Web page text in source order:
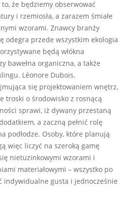
że będziemy obserwować
i rzemiosła, a zarazem śmiałe
wzorami. Znawcy branży
odegra przede wszystkim ekologia
będą włókna
bawełna organiczna, a także
Léonore Dubois,
się projektowaniem wnętrz,
troski o środowisko z rosnącą
sprawi, iż dywany przestaną
a zaczną pełnić rolę
podłodze. Osoby, które planują
więc liczyć na szeroką gamę
nietuzinkowymi wzorami i
materiałowymi – wszystko po
indywidualne gusta i jednocześnie